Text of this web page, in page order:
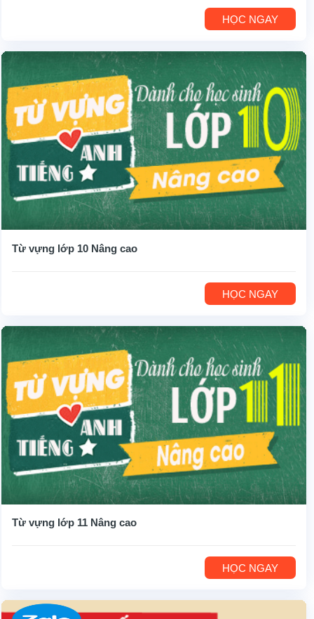
HỌC NGAY
Từ vựng lớp 10 Nâng cao
HỌC NGAY
Từ vựng lớp 11 Nâng cao
HỌC NGAY